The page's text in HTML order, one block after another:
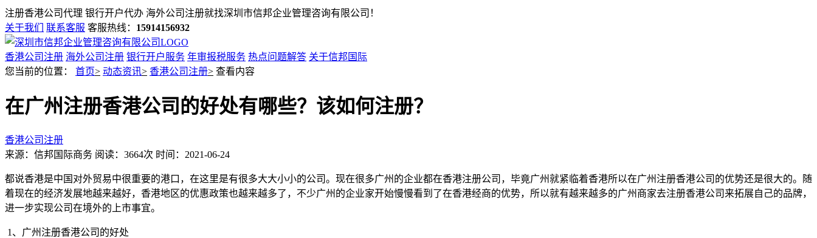
注册香港公司代理 银行开户代办 海外公司注册就找深圳市信邦企业管理咨询有限公司！
关于我们
联系客服 客服热线： 15914156932
香港公司注册 海外公司注册 银行开户服务 年审报税服务 热点问题解答 关于信邦国际
您当前的位置： 首页> 动态资讯> 香港公司注册> 查看内容
在广州注册香港公司的好处有哪些？该如何注册？
香港公司注册
来源：信邦国际商务 阅读：3664次 时间：2021-06-24
都说香港是中国对外贸易中很重要的港口，在这里是有很多大大小小的公司。现在很多广州的企业都在香港注册公司，毕竟广州就紧临着香港所以在广州注册香港公司的优势还是很大的。随
着现在的经济发展地越来越好，香港地区的优惠政策也越来越多了，不少广州的企业家开始慢慢看到了在香港经商的优势，所以就有越来越多的广州商家去注册香港公司来拓展自己的品牌，
进一步实现公司在境外的上市事宜。
1、广州注册香港公司的好处